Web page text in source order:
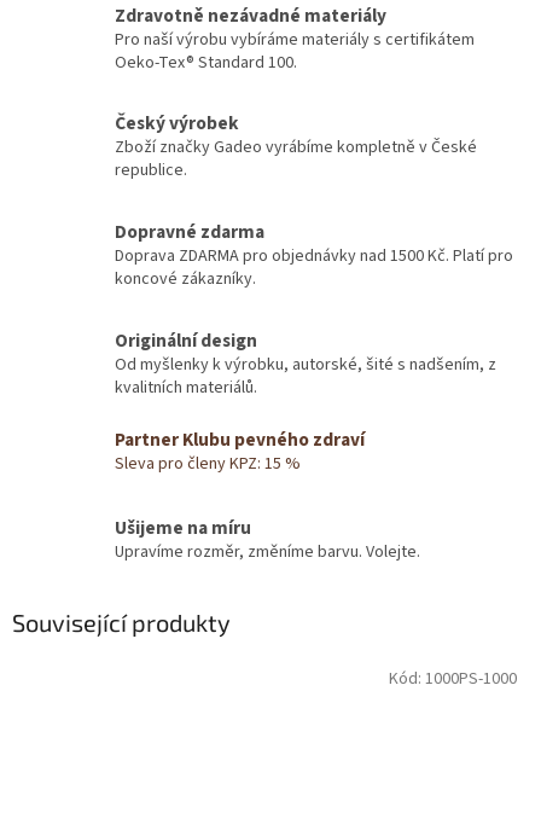
Zdravotně nezávadné materiály
Pro naší výrobu vybíráme materiály s certifikátem
Oeko-Tex® Standard 100.
Český výrobek
Zboží značky Gadeo vyrábíme kompletně v České
republice.
Dopravné zdarma
Doprava ZDARMA pro objednávky nad 1500 Kč. Platí pro
koncové zákazníky.
Originální design
Od myšlenky k výrobku, autorské, šité s nadšením, z
kvalitních materiálů.
Partner Klubu pevného zdraví
Sleva pro členy KPZ: 15 %
Ušijeme na míru
Upravíme rozměr, změníme barvu. Volejte.
Související produkty
Kód: 1000PS-1000